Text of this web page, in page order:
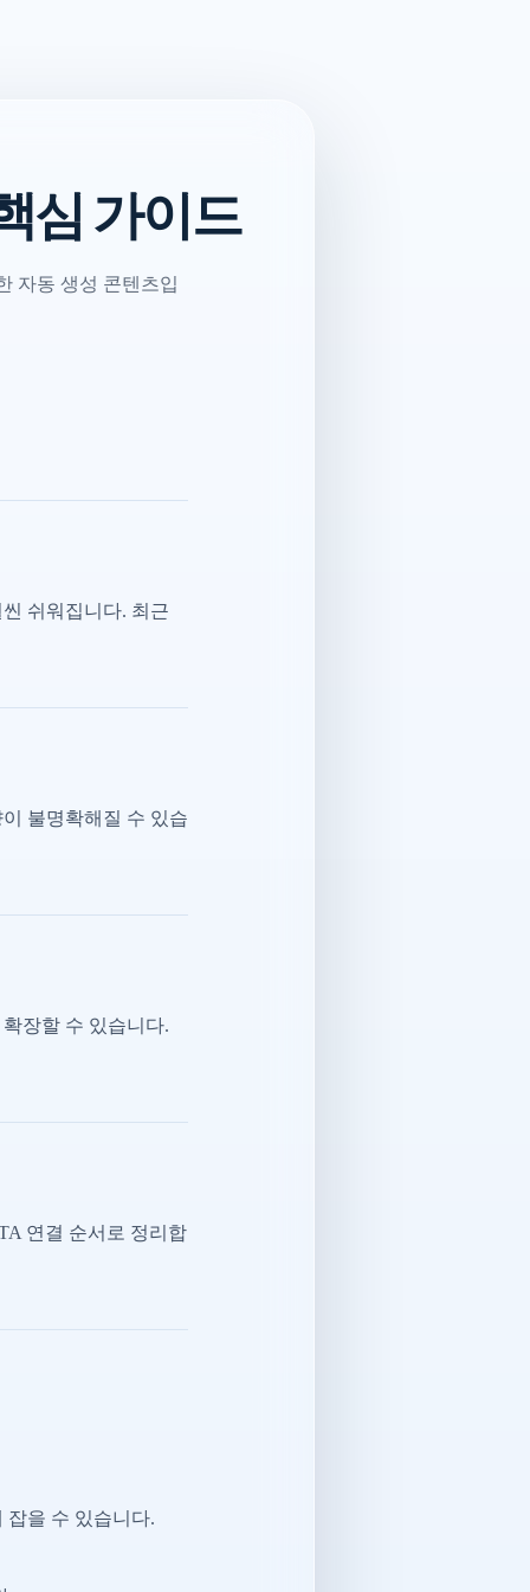
심 가이드
자동 생성 콘텐츠입
쉬워집니다. 최근
불명확해질 수 있습
장할 수 있습니다.
연결 순서로 정리합
잡을 수 있습니다.